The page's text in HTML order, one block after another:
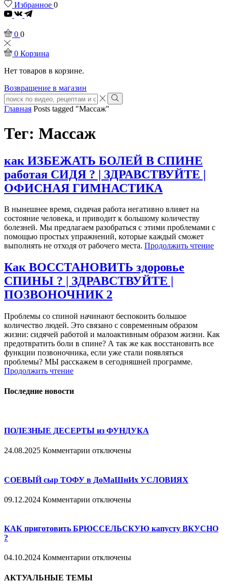
Избранное 0
Youtube
0 0
0 Корзина
Нет товаров в корзине.
Возвращение в магазин
Search
input
Search
Главная Posts tagged "Массаж"
Тег: Массаж
как ИЗБЕЖАТЬ БОЛЕЙ В СПИНЕ
работая СИДЯ ? | ЗДРАВСТВУЙТЕ |
ОФИСНАЯ ГИМНАСТИКА
В нынешнее время, сидячая работа негативно влияет на
состояние человека, и приводит к большому количеству
болезней. Мы предлагаем разобраться с этими проблемами с
помощью простых упражнений, которые каждый сможет
выполнять не отходя от рабочего места. Продолжить чтение
Как ВОССТАНОВИТЬ здоровье
СПИНЫ ? | ЗДРАВСТВУЙТЕ |
ПОЗВОНОЧНИК 2
Проблемы со спиной начинают беспокоить большое
количество людей. Это связано с современным образом
жизни: сидячей работой и малоактивным образом жизни. Как
предотвратить боли в спине? А так же как восстановить все
функции позвоночника, если уже стали появляться
проблемы? МЫ расскажем в сегодняшней программе.
Продолжить чтение
Последние новости
ПОЛЕЗНЫЕ ДЕСЕРТЫ из ФУНДУКА
24.08.2025 Комментарии к
ДЕСЕРТЫ
из
отключены
СОЕВЫЙ сыр ТОФУ в ДоМаШнИх УСЛОВИЯХ
09.12.2024 Комментарии к
сыр
УСЛОВИЯХ
отключены
КАК приготовить БРЮССЕЛЬСКУЮ капусту ВКУСНО
?
04.10.2024 Комментарии к
КАК
отключены
АКТУАЛЬНЫЕ ТЕМЫ